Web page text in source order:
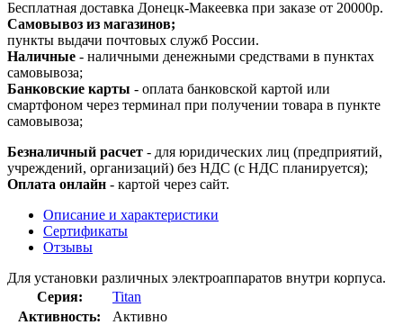
Бесплатная доставка Донецк-Макеевка при заказе от 20000р.
Самовывоз из магазинов;
пункты выдачи почтовых служб России.
Наличные - наличными денежными средствами в пунктах
самовывоза;
Банковские карты - оплата банковской картой или
смартфоном через терминал при получении товара в пункте
самовывоза;
Безналичный расчет - для юридических лиц (предприятий,
учреждений, организаций) без НДС (с НДС планируется);
Оплата онлайн - картой через сайт.
Описание и характеристики
Сертификаты
Отзывы
Для установки различных электроаппаратов внутри корпуса.
Серия:
Titan
Активность:
Активно